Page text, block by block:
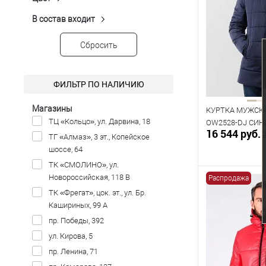
Бежевый
Зеленый(1)
Коричневый(1)
Красный(1)
В состав входит
Вискоза(1)
Нейлон
Полиуретан(2)
Спандекс(2)
Сбросить
ФИЛЬТР ПО НАЛИЧИЮ
Магазины
ТЦ «Кольцо», ул. Дарвина, 18
ТГ «Алмаз», 3 эт., Копейское
шоссе, 64
ТК «СМОЛИНО», ул.
Новороссийская, 118 В
ТК «Фрегат», цок. эт., ул. Бр.
Кашириных, 99 А
пр. Победы, 392
ул. Кирова, 5
пр. Ленина, 71
Размер одежды
КУРТКА
OW2528-DJ
16 544 руб.
В
В наличии
Таблица
Размер одежды
Распродажа